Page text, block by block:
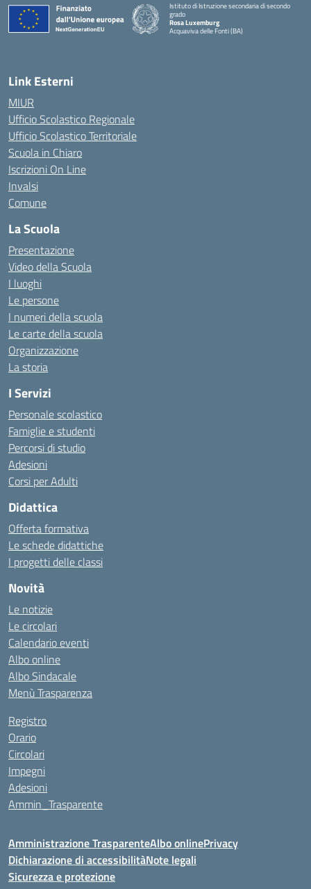
Istituto di Istruzione secondaria di secondo
grado
Rosa Luxemburg
Acquaviva delle Fonti (BA)
Link Esterni
MIUR
Ufficio Scolastico Regionale
Ufficio Scolastico Territoriale
Scuola in Chiaro
Iscrizioni On Line
Invalsi
Comune
La Scuola
Presentazione
Video della Scuola
I luoghi
Le persone
I numeri della scuola
Le carte della scuola
Organizzazione
La storia
I Servizi
Personale scolastico
Famiglie e studenti
Percorsi di studio
Adesioni
Corsi per Adulti
Didattica
Offerta formativa
Le schede didattiche
I progetti delle classi
Novità
Le notizie
Le circolari
Calendario eventi
Albo online
Albo Sindacale
Menù Trasparenza
Registro
Orario
Circolari
Impegni
Adesioni
Ammin_Trasparente
Amministrazione TrasparenteAlbo onlinePrivacy
Dichiarazione di accessibilitàNote legali
Sicurezza e protezione